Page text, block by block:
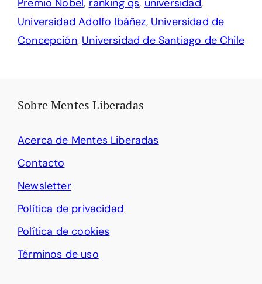
Premio Nobel, ranking qs, universidad,
Universidad Adolfo Ibáñez, Universidad de
Concepción, Universidad de Santiago de Chile
Sobre Mentes Liberadas
Acerca de Mentes Liberadas
Contacto
Newsletter
Política de privacidad
Política de cookies
Términos de uso